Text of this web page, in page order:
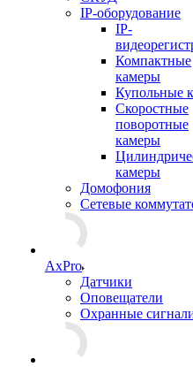
IP-оборудование
IP-
Компактные
камеры
Купольные
Скоростные
поворотные
камеры
камеры
Домофония
Сетевые
AxPro
Датчики
Оповещатели
Охранные